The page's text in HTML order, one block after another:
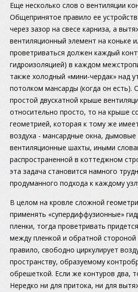
Еще несколько слов о вентиляции
Общепринятое правило ее
через зазор на свесе карниза, а
вентиляционный элемент на коньке
проветриваться должен каждый
гидроизоляцией) в каждом
также холодный «мини-чердак» над
потолком мансарды (когда он есть).
простой двускатной крыше
относительно просто, то на крыше
геометрией, которая к тому же
воздуха - мансардные окна, дымовые
вентиляционные шахты, иными
распространенной в коттеджном
эта задача становится намного
продуманного подхода к каждому
В целом на кровле сложной
применять «супердиффузионные»
пленки, тогда проветривать
между пленкой и обратной стороной
правило, свободно циркулирует
пространству, образуемому
обрешеткой. Если же контуров два,
Нередко ни для притока, ни для